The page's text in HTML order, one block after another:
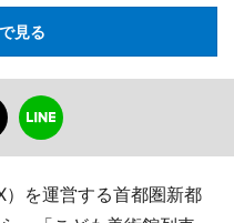
見る
を運営する首都圏新都